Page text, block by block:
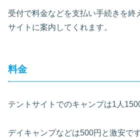
受付で料金などを支払い手続きを終
サイトに案内してくれます。
料金
テントサイトでのキャンプは1人
デイキャンプなどは500円と激安で